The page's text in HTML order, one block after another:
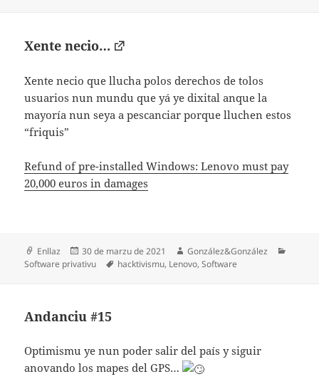
Xente necio…
Xente necio que llucha polos derechos de tolos
usuarios nun mundu que yá ye dixital anque la
mayoría nun seya a pescanciar porque lluchen estos
“friquis”
Refund of pre-installed Windows: Lenovo must pay
20,000 euros in damages
Formatu
Enllaz
Espublizáu
en
30 de marzu de 2021 Autor
González&González
Software privativu
Etiquetes
hacktivismu, Lenovo,Software
Andanciu #15
Optimismu ye nun poder salir del país y siguir
anovando los mapes del GPS…